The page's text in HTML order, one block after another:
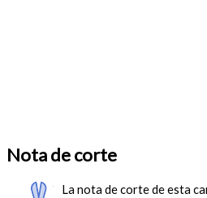
Nota de corte
La nota de corte de esta